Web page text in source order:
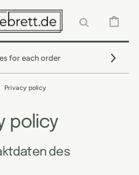
CART
for each order
Privacy policy
policy
des